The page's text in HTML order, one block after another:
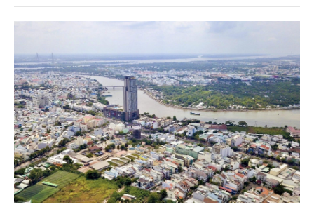
chuyển đổi số, địa phương tiếp tục duy trì tăng
trưởng kinh tế, bảo đảm an sinh xã hội và từng bước
doanh nghiệp làm trung tâm phục vụ.